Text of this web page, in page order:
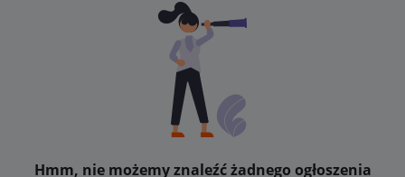
Hmm, nie możemy znaleźć żadnego ogłoszenia